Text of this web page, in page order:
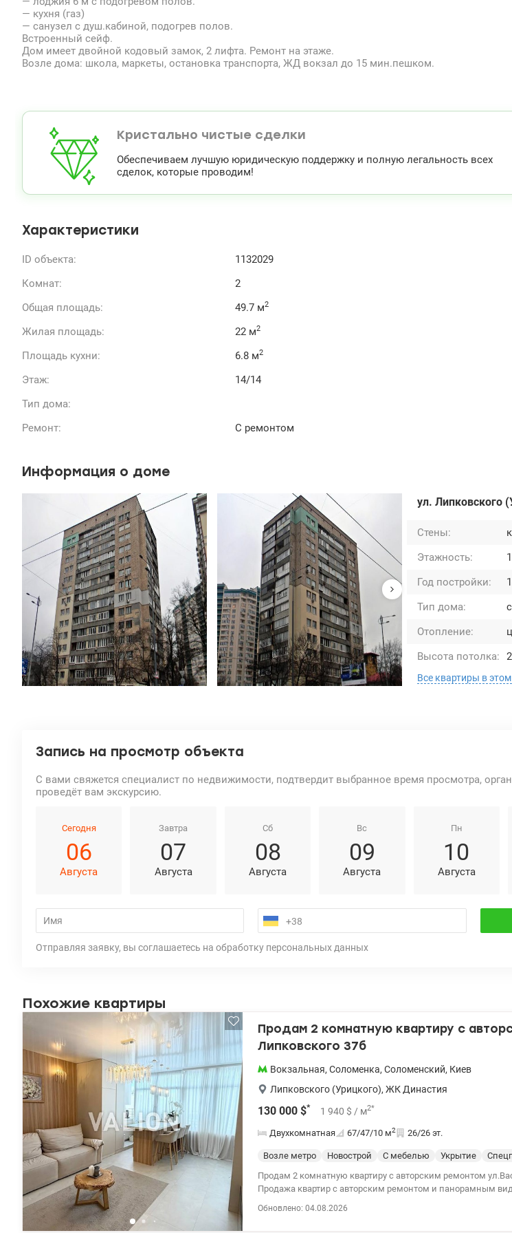
— кухня (газ)
— санузел с душ.кабиной, подогрев полов.
Встроенный сейф.
Дом имеет двойной кодовый замок, 2 лифта. Ремонт на этаже.
Возле дома: школа, маркеты, остановка транспорта, ЖД вокзал до 15 мин.пешком.
Кристально чистые сделки
Обеспечиваем лучшую юридическую поддержку и полную легальность всех
сделок, которые проводим!
Характеристики
ID объекта:
1132029
Комнат:
2
Общая площадь:
49.7 м2
Жилая площадь: 22 м2
Площадь кухни: 6.8 м2
Этаж:
14/14
Тип дома:
Ремонт:
С ремонтом
Информация о доме
ул. Липковского
Стены:
Этажность:
Год постройки:
Тип дома:
Отопление:
Высота потолка:
Все квартиры в
Запись на просмотр объекта
С вами свяжется специалист по недвижимости, подтвердит выбранное время просмотра,
проведёт вам экскурсию.
Сегодня
06
Августа
Завтра
07
Августа
Сб
08
Августа
Вс
09
Августа
Пн
10
Августа
Отправляя заявку, вы соглашаетесь на обработку персональных данных
Похожие квартиры
Продам 2 комнатную квартиру с
Липковского 37б
Вокзальная, Соломенка, Соломенский, Киев
Липковского (Урицкого), ЖК Династия
130 000 $* 1 940 $ / м2*
Двухкомнатная 67/47/10 м2 26/26 эт.
Возле метро Новострой С мебелью Укрытие
Продам 2 комнатную квартиру с авторским ремонтом ул.Василия
Продажа квартир с авторским ремонтом и панорамным видом.
Обновлено: 04.08.2026